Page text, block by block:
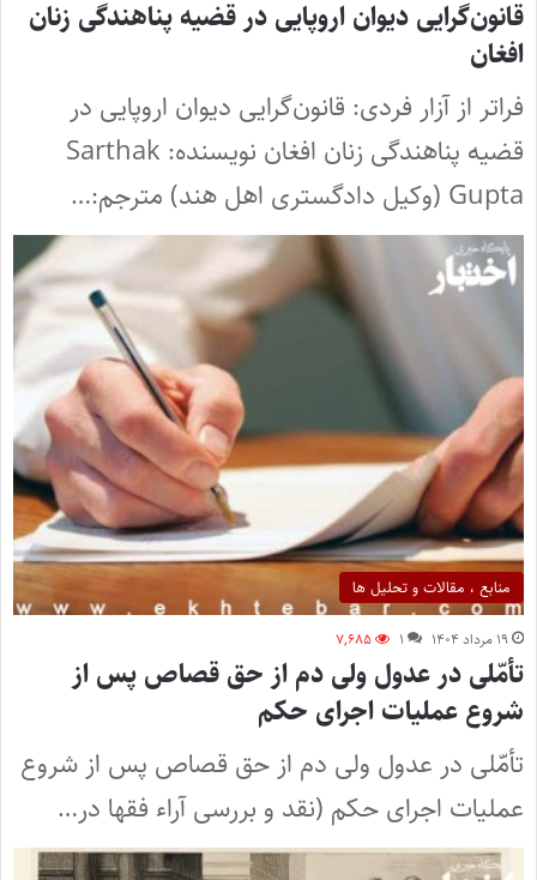
قانون‌گرایی دیوان اروپایی در قضیه پناهندگی زنان
افغان
فراتر از آزار فردی: قانون‌گرایی دیوان اروپایی در
قضیه پناهندگی زنان افغان نویسنده: Sarthak
Gupta (وکیل دادگستری اهل هند) مترجم:…
منابع ، مقالات و تحلیل ها
۱۹ مرداد ۱۴۰۴ ۱ ۷,۶۸۵
تأمّلی در عدول ولی دم از حق قصاص پس از
شروع عملیات اجرای حکم
تأمّلی در عدول ولی دم از حق قصاص پس از شروع
عملیات اجرای حکم (نقد و بررسی آراء فقها در…